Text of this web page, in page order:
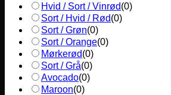
Hvid / Sort / Vinrød(0)
Sort / Hvid / Rød(0)
Sort / Grøn(0)
Sort / Orange(0)
Mørkerød(0)
Sort / Grå(0)
Avocado(0)
Maroon(0)